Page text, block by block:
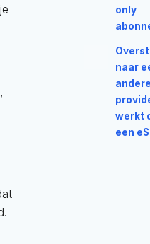
only
naar
andere
werkt
een